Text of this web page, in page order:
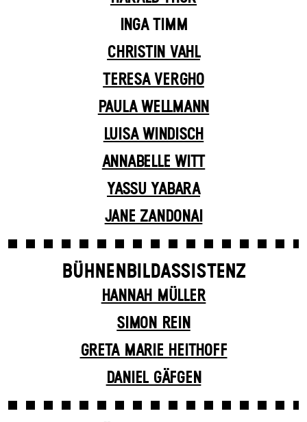
INGA TIMM
CHRISTIN VAHL
TERESA VERGHO
PAULA WELLMANN
LUISA WINDISCH
ANNABELLE WITT
YASSU YABARA
JANE ZANDONAI
BÜHNENBILDASSISTENZ
HANNAH MÜLLER
SIMON REIN
GRETA MARIE HEITHOFF
DANIEL GÄFGEN